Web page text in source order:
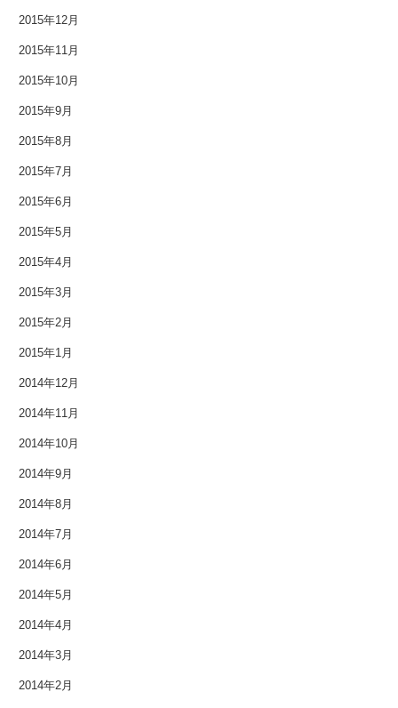
2015年12月
2015年11月
2015年10月
2015年9月
2015年8月
2015年7月
2015年6月
2015年5月
2015年4月
2015年3月
2015年2月
2015年1月
2014年12月
2014年11月
2014年10月
2014年9月
2014年8月
2014年7月
2014年6月
2014年5月
2014年4月
2014年3月
2014年2月